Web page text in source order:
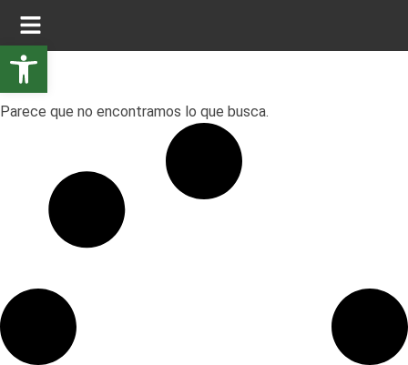
Parece que no encontramos lo que busca.
Abrir barra de herramientas